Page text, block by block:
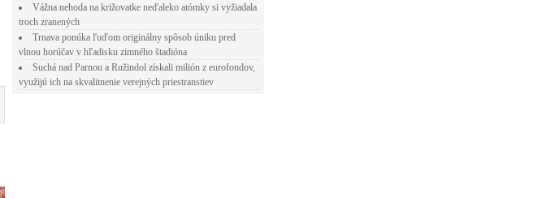
Vážna nehoda na križovatke neďaleko atómky si vyžiadala
troch zranených
Trnava ponúka ľuďom originálny spôsob úniku pred
vlnou horúčav v hľadisku zimného štadióna
Suchá nad Parnou a Ružindol získali milión z eurofondov,
využijú ich na skvalitnenie verejných priestranstiev